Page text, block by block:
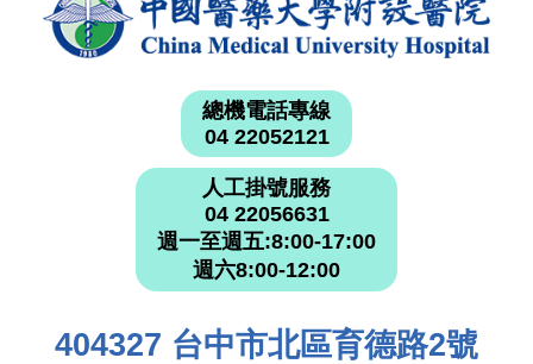
總機電話專線
04 22052121
人工掛號服務
04 22056631
週一至週五:8:00-17:00
週六8:00-12:00
404327 台中市北區育德路2號